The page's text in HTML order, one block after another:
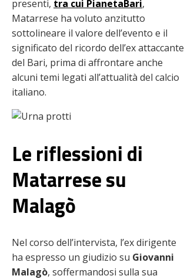
presenti, tra cui PianetaBari,
Matarrese ha voluto anzitutto
sottolineare il valore dell’evento e il
significato del ricordo dell’ex attaccante
del Bari, prima di affrontare anche
alcuni temi legati all’attualità del calcio
italiano.
Le riflessioni di
Matarrese su
Malagò
Nel corso dell’intervista, l’ex dirigente
ha espresso un giudizio su Giovanni
Malagò, soffermandosi sulla sua